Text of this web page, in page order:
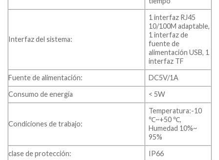
Interfaz del sistema:
1 interfaz RJ45
10/100M adaptable,
1 interfaz de
fuente de
alimentación USB, 1
interfaz TF
Fuente de alimentación:
DC5V/1A
Consumo de energía
< 5W
Condiciones de trabajo:
Temperatura:-10
℃~+50 ℃,
Humedad 10%~
95%
clase de protección:
IP66